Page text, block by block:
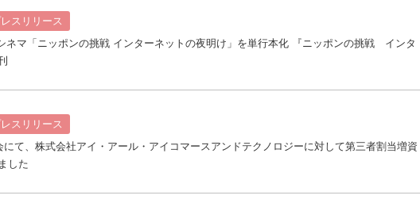
スリリース
ネマ「ニッポンの挑戦 インターネットの夜明け」を単行本化 『ニッポンの挑戦 インタ
スリリース
にて、株式会社アイ・アール・アイコマースアンドテクノロジーに対して第三者割当増資
した